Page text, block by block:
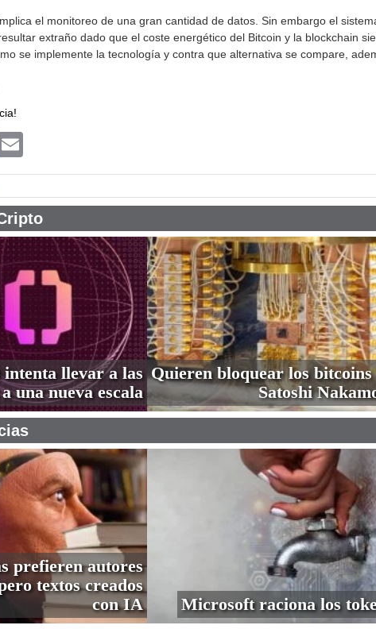
el monitoreo de una gran cantidad de datos. Sin embargo el
extraño dado que el coste energético del Bitcoin y la blockchain
se implemente la tecnología y contra que alternativa se compare,
WhatsApp
intenta llevar a las
una nueva escala
Quieren bloquear los bitcoins
Satoshi
prefieren autores
textos creados
con IA
Microsoft raciona los